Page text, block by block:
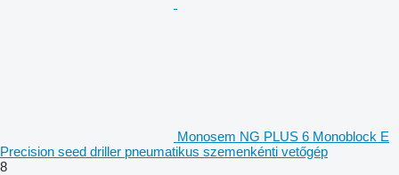
Monosem NG PLUS 6 Monoblock E
Precision seed driller pneumatikus szemenkénti vetőgép
8